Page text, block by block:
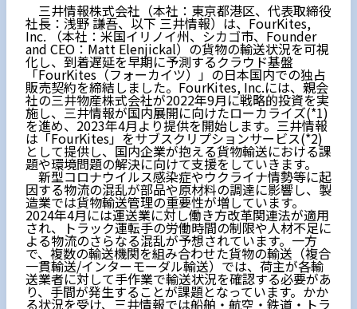
三井情報株式会社（本社：東京都港区、代表取締役
社長：浅野 謙吾、以下 三井情報）は、FourKites,
Inc. （本社：米国イリノイ州、シカゴ市、Founder
and CEO：Matt Elenjickal）の貨物の輸送状況を可視
化し、到着遅延を早期に予測するクラウド基盤
「FourKites（フォーカイツ）」の日本国内での独占
販売契約を締結しました。FourKites, Inc.には、親会
社の三井物産株式会社が2022年9月に戦略的投資を実
施し、三井情報が国内展開に向けたローカライズ(*1)
を進め、2023年4月より提供を開始します。三井情報
は「FourKites」をサブスクリプションサービス(*2)
として提供し、国内企業が抱える貨物輸送における課
題や環境問題の解決に向けて支援をしていきます。
新型コロナウイルス感染症やウクライナ情勢等に起
因する物流の混乱が部品や原材料の調達に影響し、製
造業では貨物輸送管理の重要性が増しています。
2024年4月には運送業に対し働き方改革関連法が適用
され、トラック運転手の労働時間の制限や人材不足に
よる物流のさらなる混乱が予想されています。一方
で、複数の輸送機関を組み合わせた貨物の輸送（複合
一貫輸送/インターモーダル輸送）では、荷主が各輸
送業者に対して手作業で輸送状況を確認する必要があ
り、手間が発生することが課題となっています。かか
る状況を受け、三井情報では船舶・航空・鉄道・トラ